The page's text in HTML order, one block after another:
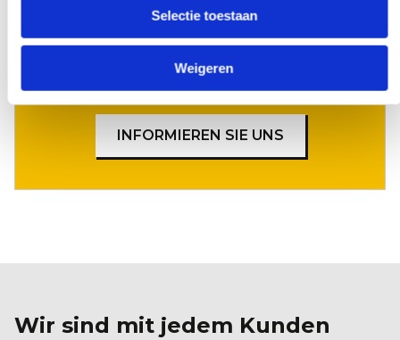
Selectie toestaan
Weigeren
Sonderwunsch?
INFORMIEREN SIE UNS
Wir sind mit jedem Kunden